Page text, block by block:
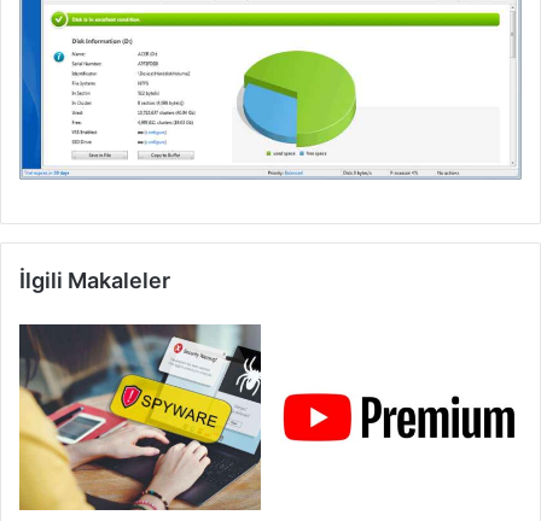
İlgili Makaleler